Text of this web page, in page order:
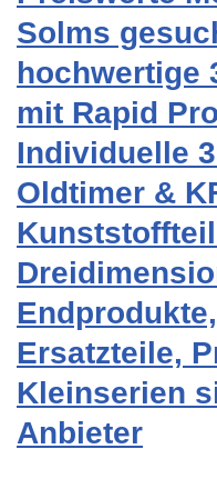
Solms
hochwertige
mit Rapid
Individuelle
Oldtimer &
Ersatzteile,
Kleinserien
Anbieter